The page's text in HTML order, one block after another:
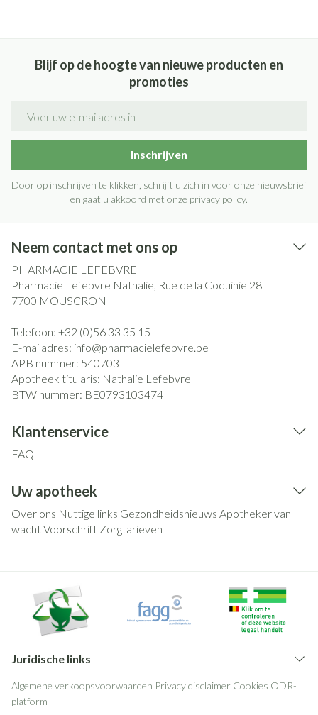
Blijf op de hoogte van nieuwe producten en
promoties
Inschrijven
Door op inschrijven te klikken, schrijft u zich in voor onze nieuwsbrief
en gaat u akkoord met onze privacy policy.
Neem contact met ons op
PHARMACIE LEFEBVRE
Pharmacie Lefebvre Nathalie, Rue de la Coquinie 28
7700 MOUSCRON
Telefoon: +32 (0)56 33 35 15
E-mailadres: info@pharmacielefebvre.be
APB nummer: 540703
Apotheek titularis: Nathalie Lefebvre
BTW nummer: BE0793103474
Klantenservice
FAQ
Uw apotheek
Over ons Nuttige links Gezondheidsnieuws Apotheker van
wachtVoorschrift Zorgtarieven
Juridische links
Algemene verkoopsvoorwaarden Privacy disclaimer Cookies ODR-
platform